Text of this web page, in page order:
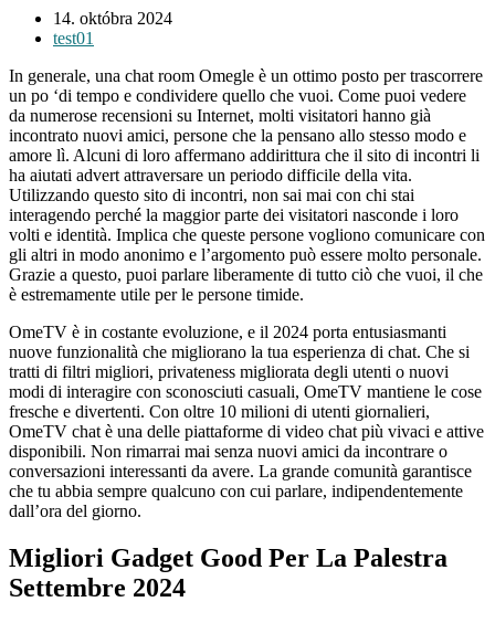
14. októbra 2024
test01
In generale, una chat room Omegle è un ottimo posto per trascorrere
un po ‘di tempo e condividere quello che vuoi. Come puoi vedere
da numerose recensioni su Internet, molti visitatori hanno già
incontrato nuovi amici, persone che la pensano allo stesso modo e
amore lì. Alcuni di loro affermano addirittura che il sito di incontri li
ha aiutati advert attraversare un periodo difficile della vita.
Utilizzando questo sito di incontri, non sai mai con chi stai
interagendo perché la maggior parte dei visitatori nasconde i loro
volti e identità. Implica che queste persone vogliono comunicare con
gli altri in modo anonimo e l’argomento può essere molto personale.
Grazie a questo, puoi parlare liberamente di tutto ciò che vuoi, il che
è estremamente utile per le persone timide.
OmeTV è in costante evoluzione, e il 2024 porta entusiasmanti
nuove funzionalità che migliorano la tua esperienza di chat. Che si
tratti di filtri migliori, privateness migliorata degli utenti o nuovi
modi di interagire con sconosciuti casuali, OmeTV mantiene le cose
fresche e divertenti. Con oltre 10 milioni di utenti giornalieri,
OmeTV chat è una delle piattaforme di video chat più vivaci e attive
disponibili. Non rimarrai mai senza nuovi amici da incontrare o
conversazioni interessanti da avere. La grande comunità garantisce
che tu abbia sempre qualcuno con cui parlare, indipendentemente
dall’ora del giorno.
Migliori Gadget Good Per La Palestra
Settembre 2024